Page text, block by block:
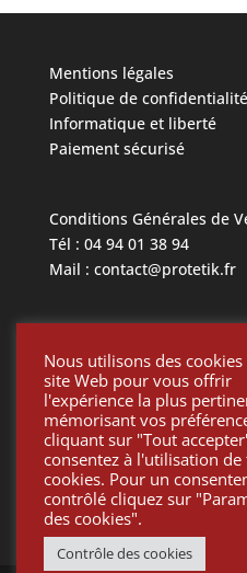
Mentions légales
Politique de confidentialité
Informatique et liberté
Paiement sécurisé
Conditions Générales de
Tél : 04 94 01 38 94
Mail : contact@protetik.fr
Toutes les marques
appartiennent à leurs
Toutes les pièces Protétik
différents systèmes
Nous utilisons des
site Web pour vous offrir
l'expérience la plus
mémorisant vos
cliquant sur "Tout
consentez à l'utilisation de
cookies. Pour un
contrôlé cliquez sur
des cookies".
Contrôle des cookies